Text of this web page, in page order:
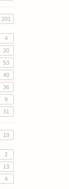
201
4
20
53
49
36
9
31
19
2
13
4